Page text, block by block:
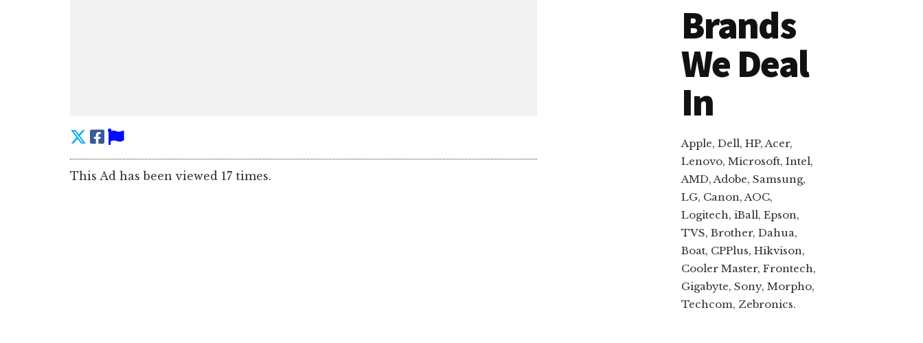
This Ad has been viewed 17 times.
Brands
We Deal
In
Apple, Dell, HP, Acer,
Lenovo, Microsoft, Intel,
AMD, Adobe, Samsung,
LG, Canon, AOC,
Logitech, iBall, Epson,
TVS, Brother, Dahua,
Boat, CPPlus, Hikvison,
Cooler Master, Frontech,
Gigabyte, Sony, Morpho,
Techcom, Zebronics.